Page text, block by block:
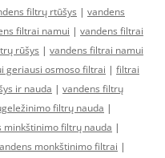
filtrų rtūšys | vandens
filtrai namui | vandens filtrai
rūšys | vandens filtrai namui
geriausi osmoso filtrai | filtrai
ir nauda | vandens filtrų
filtrų nauda |
minkštinimo filtrų nauda |
monkštinimo filtrai |